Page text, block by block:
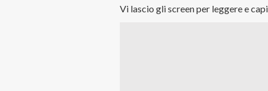
Vi lascio gli screen per leggere e